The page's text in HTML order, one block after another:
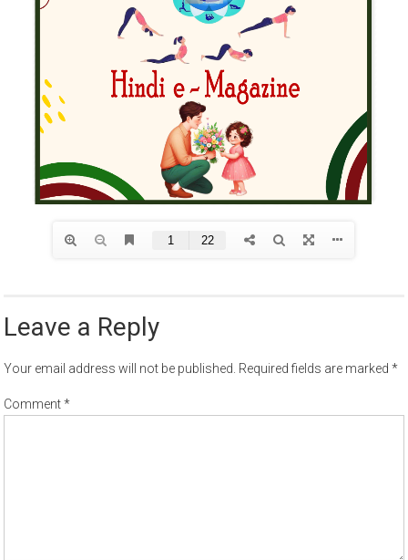
Leave a Reply
Your email address will not be published. Required fields are marked*
Comment*